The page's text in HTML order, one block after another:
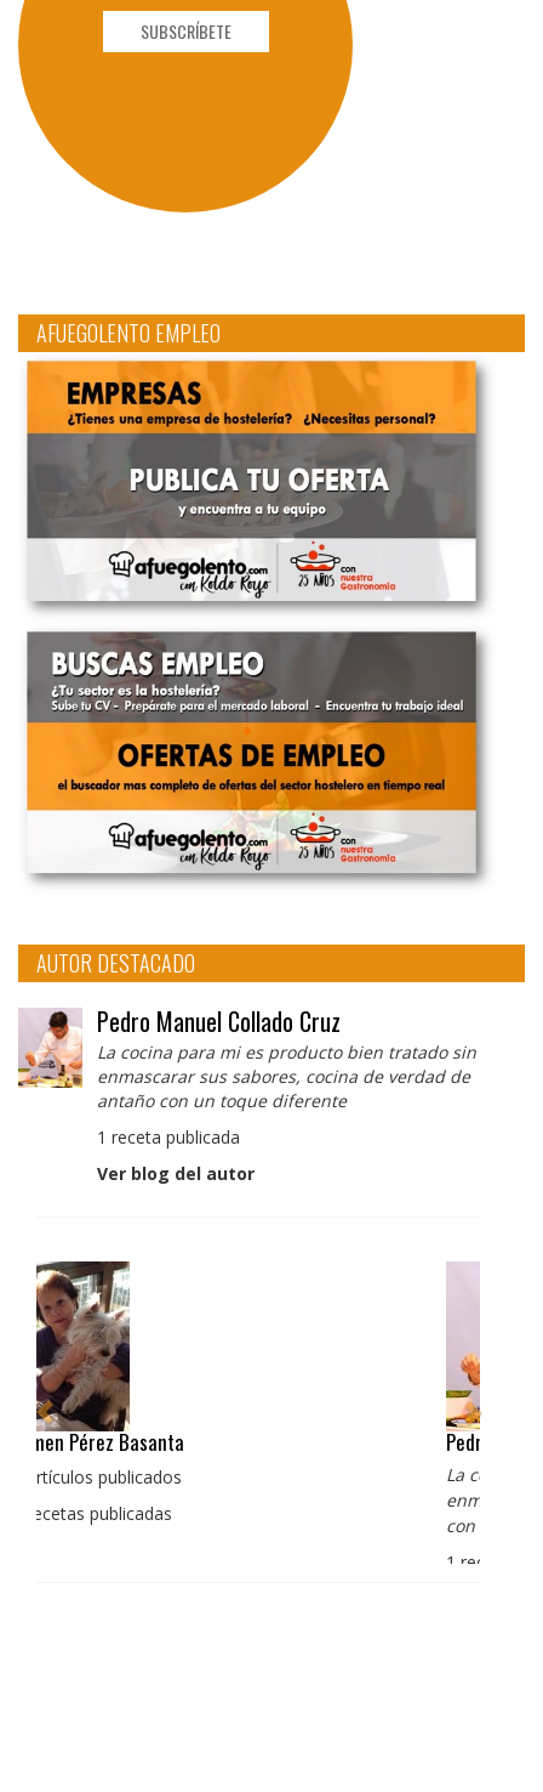
SUBSCRÍBETE
AFUEGOLENTO EMPLEO
AUTOR DESTACADO
Pedro Manuel Collado Cruz
La cocina para mi es producto bien tratado sin
enmascarar sus sabores, cocina de verdad de
antaño con un toque diferente
1 receta publicada
Ver blog del autor
Pedro Manuel Collado Cruz
La cocina para mi es producto bien tratado sin
enmascarar sus sabores, cocina de verdad de antaño
con un toque diferente